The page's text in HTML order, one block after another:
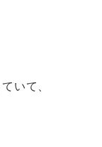
いて、